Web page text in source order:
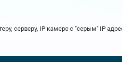
серверу, IP камере с "серым" IP